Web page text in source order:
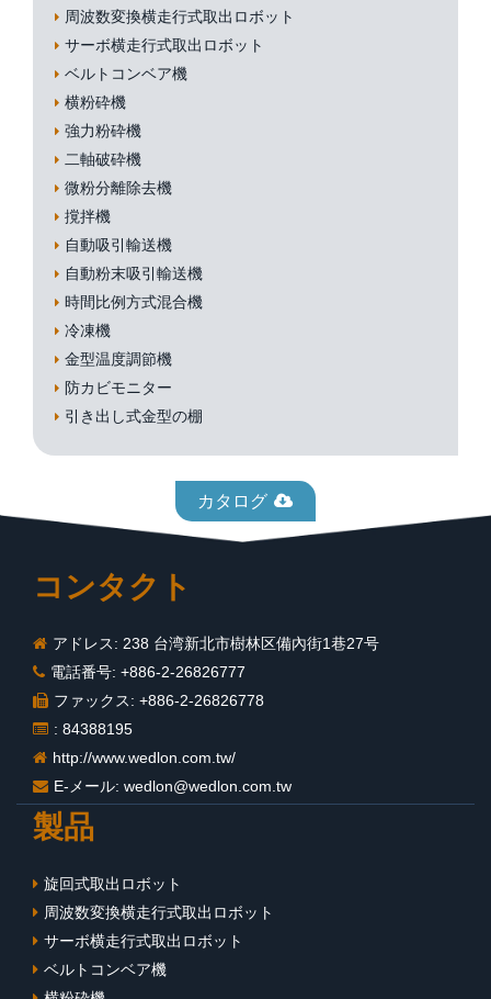
周波数変換横走行式取出ロボット
サーボ横走行式取出ロボット
ベルトコンベア機
横粉砕機
強力粉砕機
二軸破砕機
微粉分離除去機
撹拌機
自動吸引輸送機
自動粉末吸引輸送機
時間比例方式混合機
冷凍機
金型温度調節機
防カビモニター
引き出し式金型の棚
カタログ
コンタクト
アドレス: 238 台湾新北市樹林区備內街1巷27号
電話番号: +886-2-26826777
ファックス: +886-2-26826778
: 84388195
http://www.wedlon.com.tw/
E-メール: wedlon@wedlon.com.tw
製品
旋回式取出ロボット
周波数変換横走行式取出ロボット
サーボ横走行式取出ロボット
ベルトコンベア機